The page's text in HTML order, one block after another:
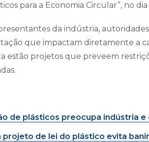
para a Economia Circular”, no
da indústria, autoridades
que impactam diretamente a
estão projetos que preveem
de plásticos preocupa indústria e
projeto de lei do plástico evita